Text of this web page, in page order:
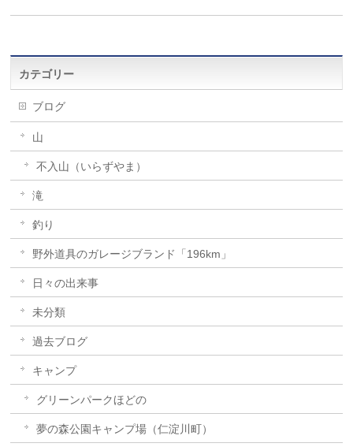
カテゴリー
ブログ
山
不入山（いらずやま）
滝
釣り
野外道具のガレージブランド「196km」
日々の出来事
未分類
過去ブログ
キャンプ
グリーンパークほどの
夢の森公園キャンプ場（仁淀川町）